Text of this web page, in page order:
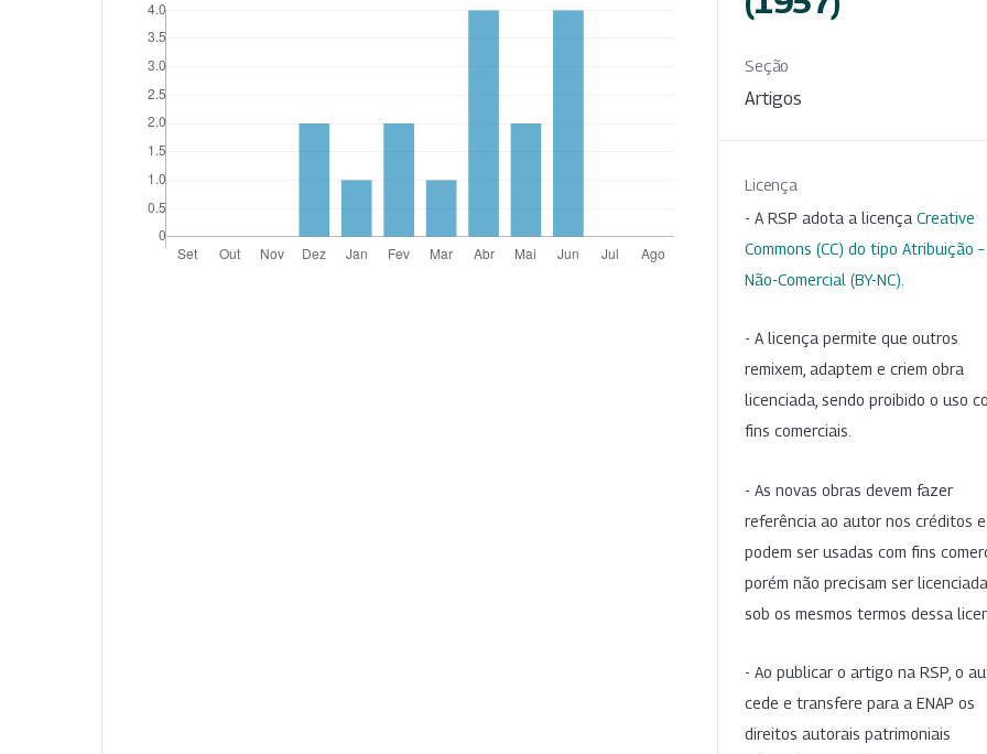
Seção
Artigos
Licença
- A RSP adota a licença Creative
Commons (CC) do tipo Atribuição –
Não-Comercial (BY-NC)
- A licença permite que outros
remixem, adaptem e criem obra
licenciada, sendo proibido o uso
fins comerciais.
- As novas obras devem fazer
referência ao autor nos créditos
podem ser usadas com fins
porém não precisam ser
sob os mesmos termos dessa
- Ao publicar o artigo na RSP, o
cede e transfere para a ENAP os
direitos autorais patrimoniais